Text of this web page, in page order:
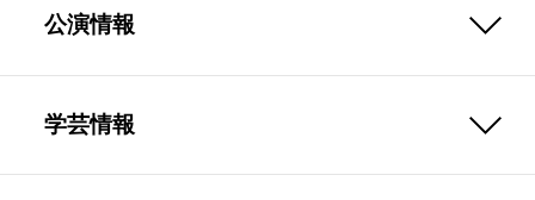
公演情報
学芸情報